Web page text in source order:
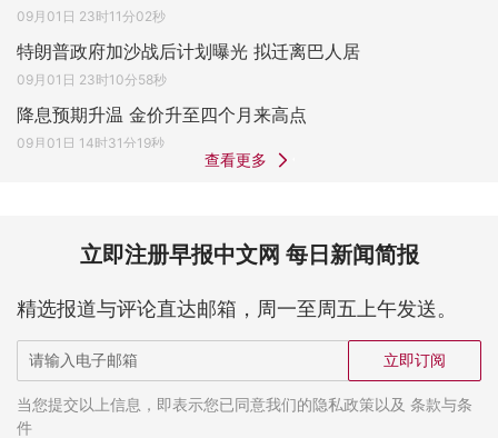
09月01日 23时11分02秒
特朗普政府加沙战后计划曝光 拟迁离巴人居
09月01日 23时10分58秒
降息预期升温 金价升至四个月来高点
09月01日 14时31分19秒
查看更多
立即注册早报中文网 每日新闻简报
精选报道与评论直达邮箱，周一至周五上午发送。
立即订阅
当您提交以上信息，即表示您已同意我们的隐私政策以及 条款与条
件